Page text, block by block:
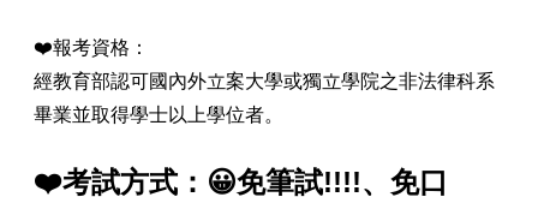
❤️報考資格：
經教育部認可國內外立案大學或獨立學院之非法律科系
畢業並取得學士以上學位者。
❤️考試方式： 😀免筆試!!!!、免口